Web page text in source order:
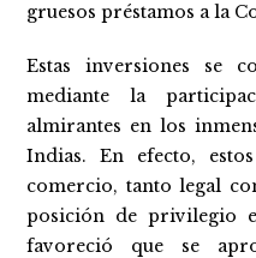
gruesos préstamos a la
Estas inversiones se
mediante la
almirantes en los
Indias. En efecto,
comercio, tanto legal
posición de privilegio
favoreció que se